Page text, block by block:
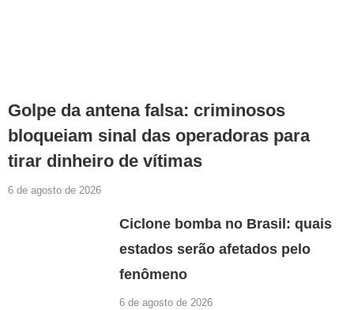
Golpe da antena falsa: criminosos
bloqueiam sinal das operadoras para
tirar dinheiro de vítimas
6 de agosto de 2026
Ciclone bomba no Brasil: quais
estados serão afetados pelo
fenômeno
6 de agosto de 2026